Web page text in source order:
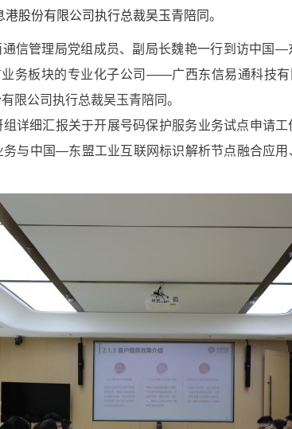
股份有限公司执行总裁吴玉青陪同。
信管理局党组成员、副局长魏艳一行到访中国
业务板块的专业化子公司——广西东信易通科技有
限公司执行总裁吴玉青陪同。
详细汇报关于开展号码保护服务业务试点申请
务与中国—东盟工业互联网标识解析节点融合应